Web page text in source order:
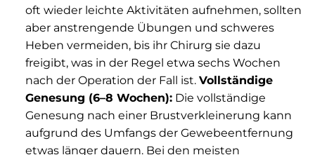
oft wieder leichte Aktivitäten aufnehmen, sollten
aber anstrengende Übungen und schweres
Heben vermeiden, bis ihr Chirurg sie dazu
freigibt, was in der Regel etwa sechs Wochen
nach der Operation der Fall ist. Vollständige
Genesung (6–8 Wochen):Die vollständige
Genesung nach einer Brustverkleinerung kann
aufgrund des Umfangs der Gewebeentfernung
etwas länger dauern. Bei den meisten